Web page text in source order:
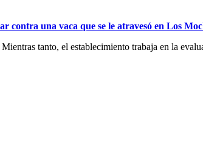
contra una vaca que se le atravesó en Los
tanto, el establecimiento trabaja en la